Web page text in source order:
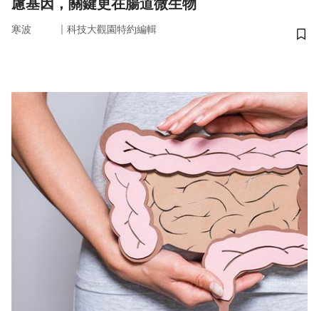
慮基因，關鍵更在腸道微生物
寒波 ｜ 科技大觀園特約編輯
儲